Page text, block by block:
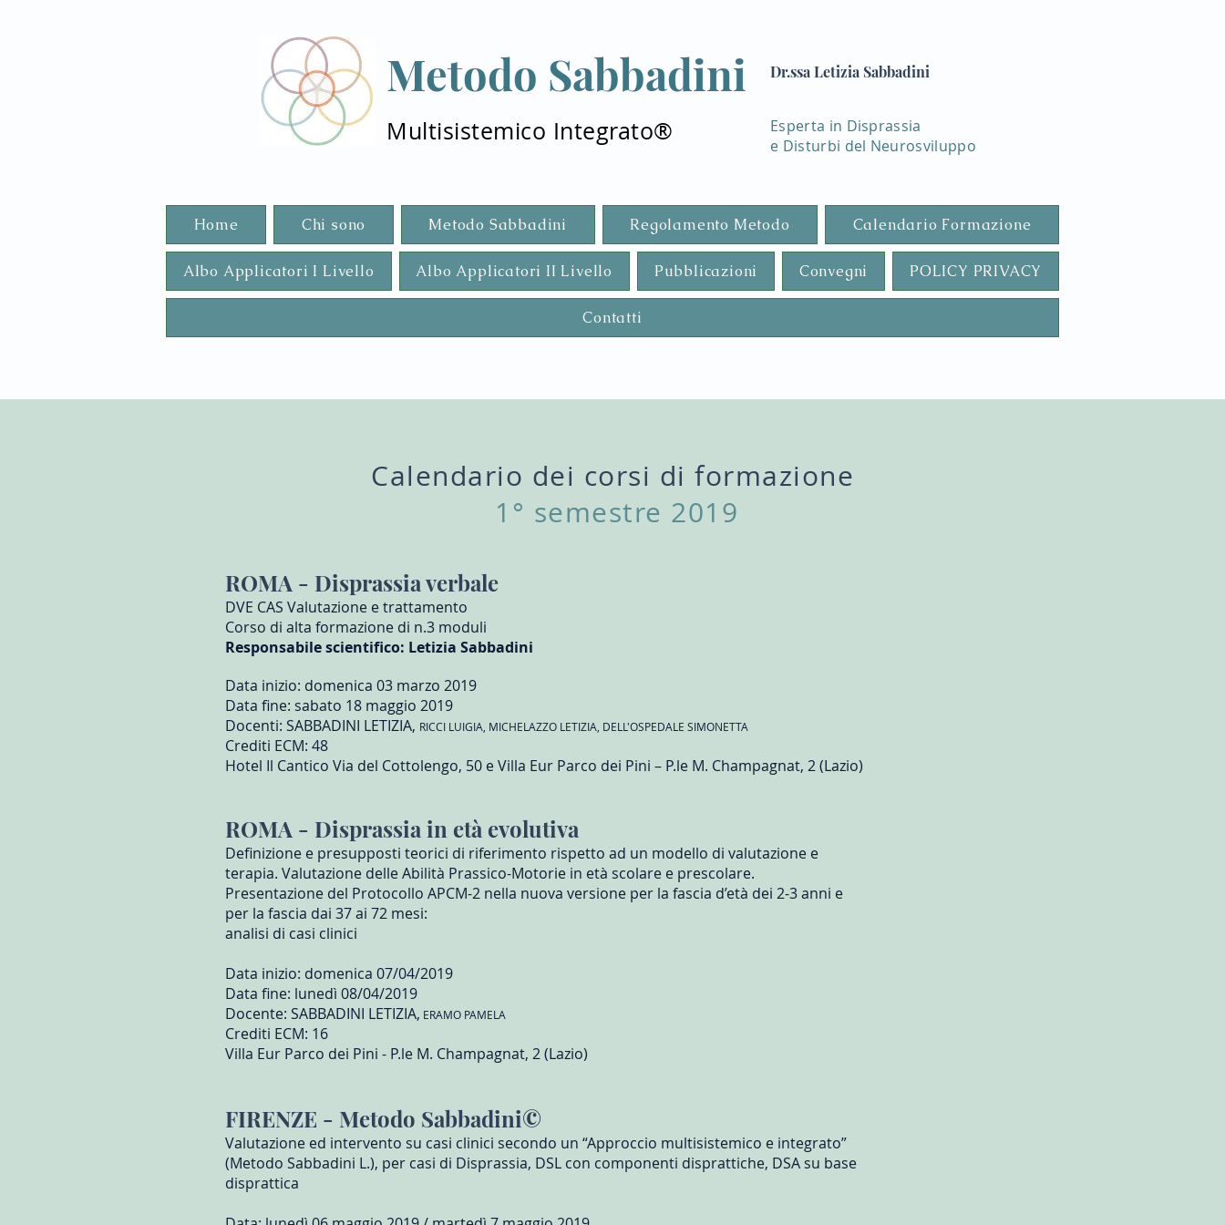
Metodo Sabbadini
Multisistemico Integrato®
Dr.ssa Letizia Sabbadini
Esperta in Disprassia
e Disturbi del Neurosviluppo
Home Chi sono Metodo Sabbadini Regolamento Metodo Calendario Formazione
Albo Applicatori I Livello Albo Applicatori II Livello Pubblicazioni Convegni POLICY PRIVACY
Contatti
Calendario dei corsi di formazione
1° semestre 2019
ROMA - Disprassia verbale
DVE CAS Valutazione e trattamento
Corso di alta formazione di n.3 moduli
Responsabile scientifico: Letizia Sabbadini
Data inizio: domenica 03 marzo 2019
Data fine: sabato 18 maggio 2019
Docenti: SABBADINI LETIZIA, RICCI LUIGIA, MICHELAZZO LETIZIA, DELL'OSPEDALE SIMONETTA
Crediti ECM: 48
Hotel Il Cantico Via del Cottolengo, 50 e Villa Eur Parco dei Pini – P.le M. Champagnat, 2 (Lazio)
ROMA - Disprassia in età evolutiva
Definizione e presupposti teorici di riferimento rispetto ad un modello di valutazione e
terapia. Valutazione delle Abilità Prassico-Motorie in età scolare e prescolare.
Presentazione del Protocollo APCM-2 nella nuova versione per la fascia d’età dei 2-3 anni e
per la fascia dai 37 ai 72 mesi:
analisi di casi clinici
Data inizio: domenica 07/04/2019
Data fine: lunedì 08/04/2019
Docente: SABBADINI LETIZIA, ERAMO PAMELA
Crediti ECM: 16
Villa Eur Parco dei Pini - P.le M. Champagnat, 2 (Lazio)
FIRENZE - Metodo Sabbadini©
Valutazione ed intervento su casi clinici secondo un “Approccio multisistemico e integrato”
(Metodo Sabbadini L.), per casi di Disprassia, DSL con componenti disprattiche, DSA su base
disprattica